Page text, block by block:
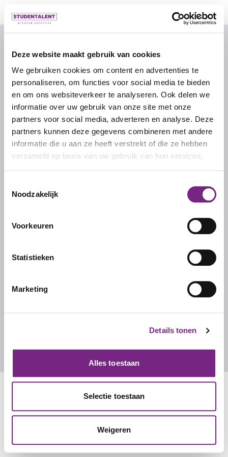
Deze website maakt gebruik van cookies
We gebruiken cookies om content en advertenties te
personaliseren, om functies voor social media te bieden
en om ons websiteverkeer te analyseren. Ook delen we
informatie over uw gebruik van onze site met onze
partners voor social media, adverteren en analyse. Deze
partners kunnen deze gegevens combineren met andere
informatie die u aan ze heeft verstrekt of die ze hebben
verzameld op basis van uw gebruik van hun services.
Noodzakelijk
Voorkeuren
Statistieken
Marketing
Details tonen
Alles toestaan
Selectie toestaan
Weigeren
© 2026 door studentalent.nl
IK ZOEK WERK
Inschrijven als uitzendkracht
IK ZOEK PERSONEEL
Inschrijven als werkgever
STUDENTALENT
010 270 7090